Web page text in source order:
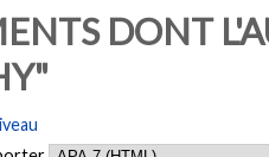
DONT